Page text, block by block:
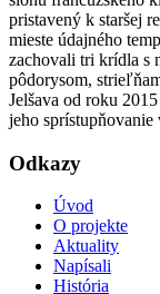
pristavený k staršej
mieste údajného
zachovali tri krídla s
pôdorysom,
Jelšava od roku
jeho
Odkazy
Úvod
O projekte
Aktuality
Napísali
História